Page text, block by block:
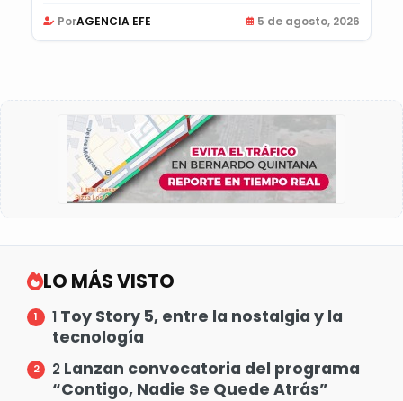
PorAGENCIA EFE 5 de agosto, 2026
LO MÁS VISTO
1 Toy Story 5, entre la nostalgia y la
tecnología
2 Lanzan convocatoria del programa
“Contigo, Nadie Se Quede Atrás”